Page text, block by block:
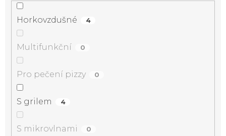
Horkovzdušné 4
Multifunkční 0
Pro pečení pizzy 0
S grilem 4
S mikrovlnami 0